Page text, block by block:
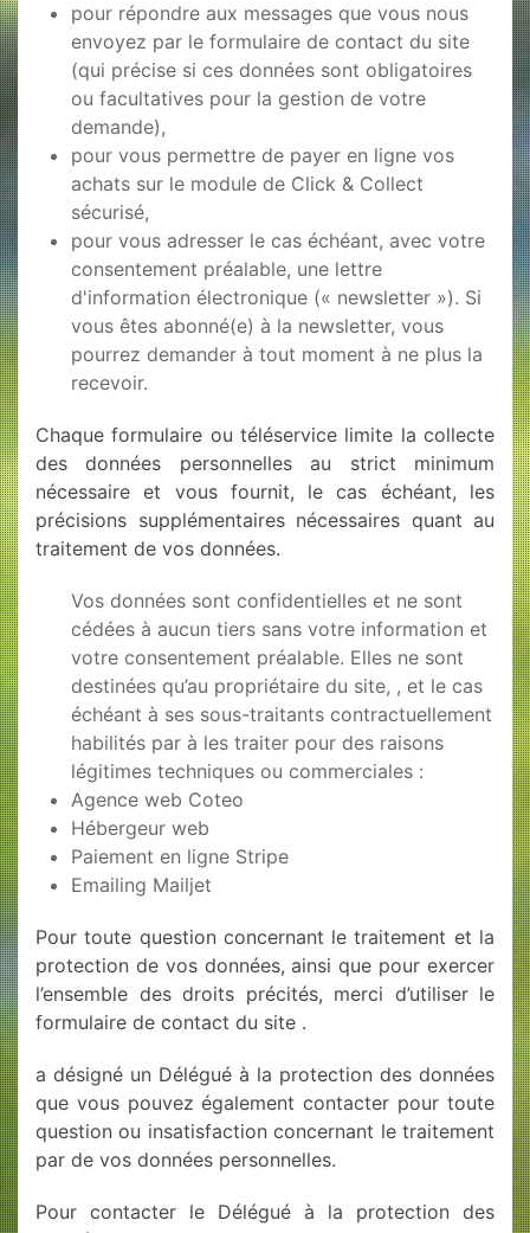
pour répondre aux messages que vous nous
envoyez par le formulaire de contact du site
(qui précise si ces données sont obligatoires
ou facultatives pour la gestion de votre
demande),
pour vous permettre de payer en ligne vos
achats sur le module de Click & Collect
sécurisé,
pour vous adresser le cas échéant, avec votre
consentement préalable, une lettre
d'information électronique (« newsletter »). Si
vous êtes abonné(e) à la newsletter, vous
pourrez demander à tout moment à ne plus la
recevoir.
Chaque formulaire ou téléservice limite la collecte
des données personnelles au strict minimum
nécessaire et vous fournit, le cas échéant, les
précisions supplémentaires nécessaires quant au
traitement de vos données.
Vos données sont confidentielles et ne sont
cédées à aucun tiers sans votre information et
votre consentement préalable. Elles ne sont
destinées qu’au propriétaire du site, , et le cas
échéant à ses sous-traitants contractuellement
habilités par à les traiter pour des raisons
légitimes techniques ou commerciales :
Agence web Coteo
Hébergeur web
Paiement en ligne Stripe
Emailing Mailjet
Pour toute question concernant le traitement et la
protection de vos données, ainsi que pour exercer
l’ensemble des droits précités, merci d’utiliser le
formulaire de contact du site .
a désigné un Délégué à la protection des données
que vous pouvez également contacter pour toute
question ou insatisfaction concernant le traitement
par de vos données personnelles.
Pour contacter le Délégué à la protection des